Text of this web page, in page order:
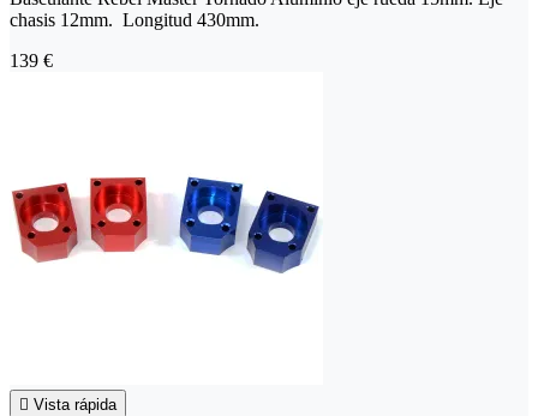
chasis 12mm. Longitud 430mm.
139 €
 Vista rápida